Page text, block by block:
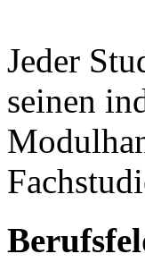
Jeder
seinen